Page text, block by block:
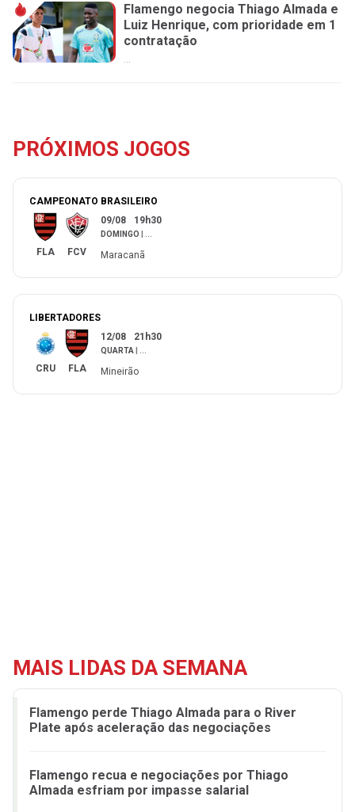
Flamengo negocia Thiago Almada e
Luiz Henrique, com prioridade em 1
contratação
...
PRÓXIMOS JOGOS
CAMPEONATO BRASILEIRO
FLA FCV
09/08 19h30
DOMINGO ...
Maracanã
LIBERTADORES
CRU FLA
12/08 21h30
QUARTA ...
Mineirão
MAIS LIDAS DA SEMANA
Flamengo perde Thiago Almada para o River
Plate após aceleração das negociações
Flamengo recua e negociações por Thiago
Almada esfriam por impasse salarial